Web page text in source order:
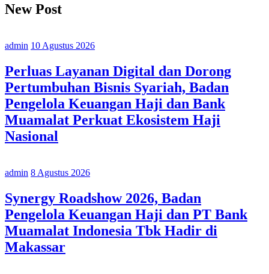
New Post
admin 10 Agustus 2026
Perluas Layanan Digital dan Dorong
Pertumbuhan Bisnis Syariah, Badan
Pengelola Keuangan Haji dan Bank
Muamalat Perkuat Ekosistem Haji
Nasional
admin 8 Agustus 2026
Synergy Roadshow 2026, Badan
Pengelola Keuangan Haji dan PT Bank
Muamalat Indonesia Tbk Hadir di
Makassar